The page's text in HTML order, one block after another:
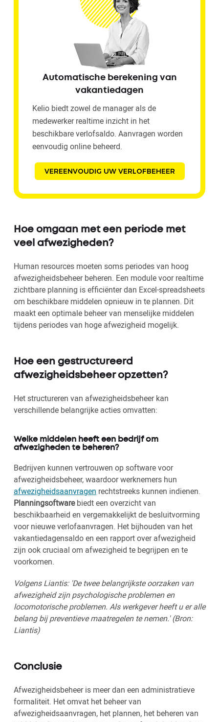
Automatische berekening van
vakantiedagen
Kelio biedt zowel de manager als de
medewerker realtime inzicht in het
beschikbare verlofsaldo. Aanvragen worden
eenvoudig online beheerd.
VEREENVOUDIG UW VERLOFBEHEER
Hoe omgaan met een periode met
veel afwezigheden?
Human resources moeten soms periodes van hoog
afwezigheidsbeheer beheren. Een module voor realtime
zichtbare planning is efficiënter dan Excel-spreadsheets
om beschikbare middelen opnieuw in te plannen. Dit
maakt een optimale beheer van menselijke middelen
tijdens periodes van hoge afwezigheid mogelijk.
Hoe een gestructureerd
afwezigheidsbeheer opzetten?
Het structureren van afwezigheidsbeheer kan
verschillende belangrijke acties omvatten:
Welke middelen heeft een bedrijf om
afwezigheden te beheren?
Bedrijven kunnen vertrouwen op software voor
afwezigheidsbeheer, waardoor werknemers hun
afwezigheidsaanvragen rechtstreeks kunnen indienen.
Planningsoftwarebiedt een overzicht van
beschikbaarheid en vergemakkelijkt de besluitvorming
voor nieuwe verlofaanvragen. Het bijhouden van het
vakantiedagensaldo en een rapport over afwezigheid
zijn ook cruciaal om afwezigheid te begrijpen en te
voorkomen.
Volgens Liantis: 'De twee belangrijkste oorzaken van
afwezigheid zijn psychologische problemen en
locomotorische problemen. Als werkgever heeft u er alle
belang bij preventieve maatregelen te nemen.' (Bron:
Liantis)
Conclusie
Afwezigheidsbeheer is meer dan een administratieve
formaliteit. Het omvat het beheer van
afwezigheidsaanvragen, het plannen, het beheren van